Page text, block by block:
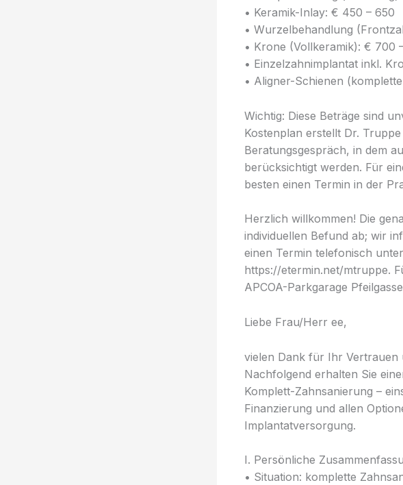
• Keramik-Inlay: € 450 – 650
• Wurzelbehandlung
• Krone (Vollkeramik): € 700
• Einzelzahnimplantat inkl.
• Aligner-Schienen
Wichtig: Diese Beträge sind
Kostenplan erstellt Dr.
Beratungsgespräch, in dem
berücksichtigt werden. Für
besten einen Termin in der
Herzlich willkommen! Die
individuellen Befund ab; wir
einen Termin telefonisch
https://etermin.net/mtruppe.
APCOA-Parkgarage
Liebe Frau/Herr ee,
vielen Dank für Ihr Vertrauen
Nachfolgend erhalten Sie
Komplett-Zahnsanierung –
Finanzierung und allen
Implantatversorgung.
I. Persönliche
• Situation: komplette